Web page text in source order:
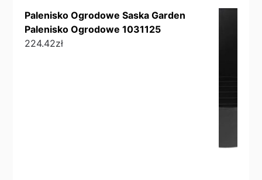
Palenisko Ogrodowe Saska Garden
Palenisko Ogrodowe 1031125
224.42zł